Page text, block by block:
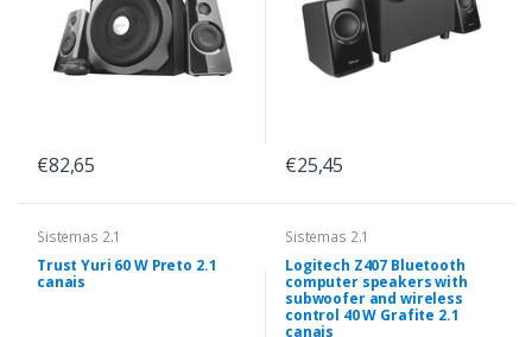
€82,65 €25,45
Sistemas 2.1
Trust Yuri 60 W Preto 2.1
canais
Sistemas 2.1
Logitech Z407 Bluetooth
computer speakers with
subwoofer and wireless
control 40 W Grafite 2.1
canais